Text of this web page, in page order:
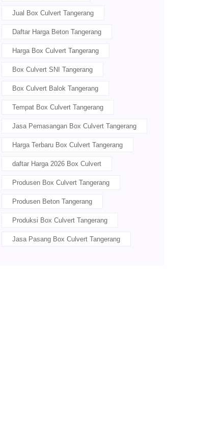
Jual Box Culvert Tangerang
Daftar Harga Beton Tangerang
Harga Box Culvert Tangerang
Box Culvert SNI Tangerang
Box Culvert Balok Tangerang
Tempat Box Culvert Tangerang
Jasa Pemasangan Box Culvert Tangerang
Harga Terbaru Box Culvert Tangerang
daftar Harga 2026 Box Culvert
Produsen Box Culvert Tangerang
Produsen Beton Tangerang
Produksi Box Culvert Tangerang
Jasa Pasang Box Culvert Tangerang